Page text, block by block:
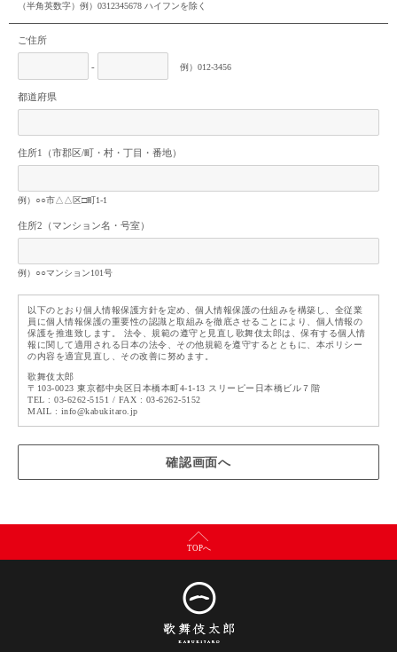
（半角英数字）例）0312345678 ハイフンを除く
ご住所
- 例）012-3456
都道府県
住所1（市郡区/町・村・丁目・番地）
例）○○市△△区□町1-1
住所2（マンション名・号室）
例）○○マンション101号
以下のとおり個人情報保護方針を定め、個人情報保護の仕組みを構築し、全従業
員に個人情報保護の重要性の認識と取組みを徹底させることにより、個人情報の
保護を推進致します。 法令、規範の遵守と見直し歌舞伎太郎は、保有する個人情
報に関して適用される日本の法令、その他規範を遵守するとともに、本ポリシー
の内容を適宜見直し、その改善に努めます。
歌舞伎太郎
〒103-0023 東京都中央区日本橋本町4-1-13 スリーピー日本橋ビル７階
TEL : 03-6262-5151 / FAX : 03-6262-5152
MAIL : info@kabukitaro.jp
TOPへ